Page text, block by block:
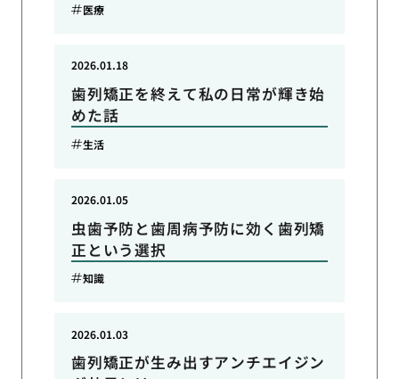
医療
歯列矯正を終えて私の日常が輝き始
めた話
2026.01.18
生活
虫歯予防と歯周病予防に効く歯列矯
正という選択
2026.01.05
知識
歯列矯正が生み出すアンチエイジン
2026.01.03